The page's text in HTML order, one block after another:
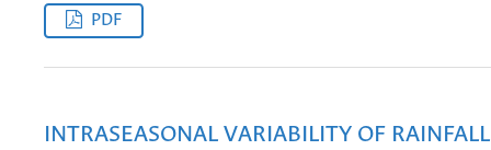
PDF
INTRASEASONAL VARIABILITY OF